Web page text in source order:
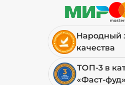
Народный
качества
ТОП-3 в
«Фаст-